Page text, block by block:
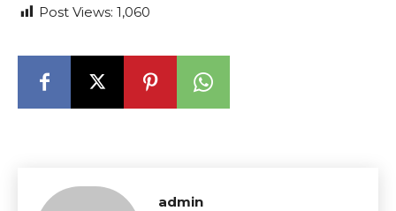
Post Views: 1,060
admin